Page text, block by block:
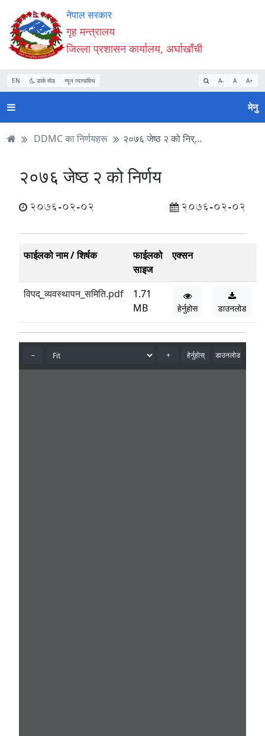
Accessibility
Mode
सुरु
गर्नुहोस्
सामाग्री
पढ्नुहाेस्
नेभिगेसन
पढ्नुहाेस्
वेबसाइट
खोजमा
जानुहोस्
नेपाल सरकार
गृह मन्त्रालय
जिल्ला प्रशासन कार्यालय, अर्घाखाँची
EN डार्क मोड न्यून व्यान्डविथ A- A A+
मेनु
DDMC का निर्णयहरू २०७६ जेष्ठ २ को निर्...
२०७६ जेष्ठ २ को निर्णय
2076-02-02 2076-02-02
फाईलको नाम / शिर्षक
फाईलको
साइज
एक्सन
विपद्_व्यवस्थापन_समिति.pdf
1.71
MB
हेर्नुहोस डाउनलोड